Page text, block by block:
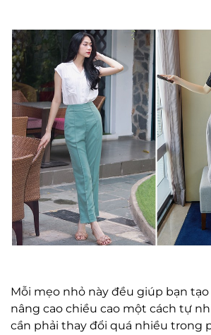
Mỗi mẹo nhỏ này đều giúp bạn
nâng cao chiều cao một cách tự
cần phải thay đổi quá nhiều trong